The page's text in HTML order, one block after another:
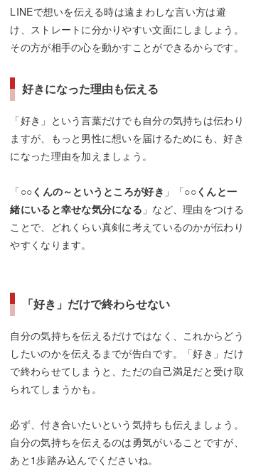
LINEで想いを伝える時は遠まわしな言い方は避
け、ストレートに分かりやすい文面にしましょう。
その方が相手の心を動かすことができるからです。
好きになった理由も伝える
「好き」という言葉だけでも自分の気持ちは伝わり
ますが、もっと男性に想いを届けるためにも、好き
になった理由を加えましょう。
「○○くんの～というところが好き 」「○○くんと一
緒にいると幸せな気分になる 」など、理由をつける
ことで、どれくらい真剣に考えているのかが伝わり
やすくなります。
「好き」だけで終わらせない
自分の気持ちを伝えるだけではなく、これからどう
したいのかを伝えるまでが告白です。「好き」だけ
で終わらせてしまうと、ただの自己満足だと受け取
られてしまうかも。
必ず、付き合いたいという気持ちも伝えましょう。
自分の気持ちを伝えるのは勇気がいることですが、
あと1歩踏み込んでくださいね。